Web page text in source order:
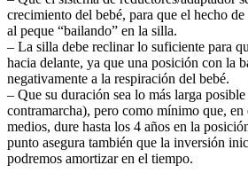
crecimiento del bebé, para que el hecho
al peque “bailando” en la silla.
– La silla debe reclinar lo suficiente para
hacia delante, ya que una posición con la
negativamente a la respiración del bebé.
– Que su duración sea lo más larga
contramarcha), pero como mínimo que, en
medios, dure hasta los 4 años en la
punto asegura también que la inversión
podremos amortizar en el tiempo.